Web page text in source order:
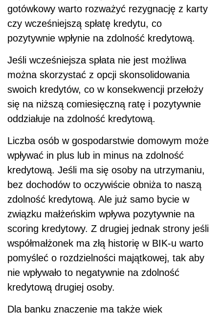
gotówkowy warto rozważyć rezygnację z karty
czy wcześniejszą spłatę kredytu, co
pozytywnie wpłynie na zdolność kredytową.
Jeśli wcześniejsza spłata nie jest możliwa
można skorzystać z opcji skonsolidowania
swoich kredytów, co w konsekwencji przełoży
się na niższą comiesięczną ratę i pozytywnie
oddziałuje na zdolność kredytową.
Liczba osób w gospodarstwie domowym może
wpływać in plus lub in minus na zdolność
kredytową. Jeśli ma się osoby na utrzymaniu,
bez dochodów to oczywiście obniża to naszą
zdolność kredytową. Ale już samo bycie w
związku małżeńskim wpływa pozytywnie na
scoring kredytowy. Z drugiej jednak strony jeśli
współmałżonek ma złą historię w BIK-u warto
pomyśleć o rozdzielności majątkowej, tak aby
nie wpływało to negatywnie na zdolność
kredytową drugiej osoby.
Dla banku znaczenie ma także wiek